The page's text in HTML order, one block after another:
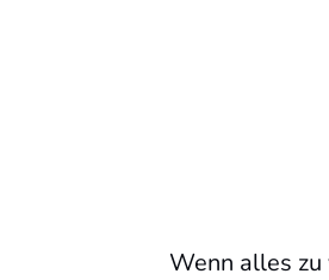
Wenn alles